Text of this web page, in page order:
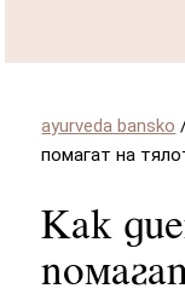
ayurveda bansko
помагат на
Как